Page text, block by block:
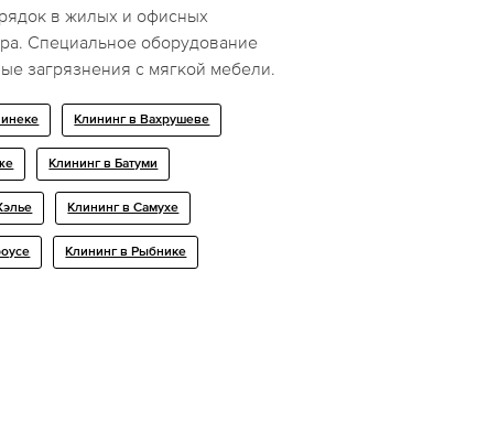
в жилых и офисных
Специальное оборудование
загрязнения с мягкой мебели.
Клининг в Вахрушеве
Клининг в Батуми
Клининг в Самухе
Клининг в Рыбнике